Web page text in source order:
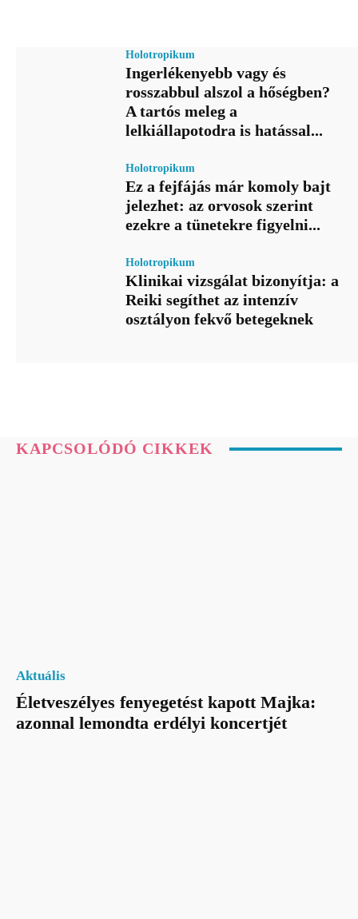
Holotropikum
Ingerlékenyebb vagy és
rosszabbul alszol a hőségben?
A tartós meleg a
lelkiállapotodra is hatással...
Holotropikum
Ez a fejfájás már komoly bajt
jelezhet: az orvosok szerint
ezekre a tünetekre figyelni...
Holotropikum
Klinikai vizsgálat bizonyítja: a
Reiki segíthet az intenzív
osztályon fekvő betegeknek
KAPCSOLÓDÓ CIKKEK
Aktuális
Életveszélyes fenyegetést kapott Majka:
azonnal lemondta erdélyi koncertjét